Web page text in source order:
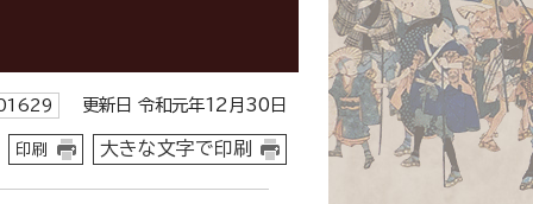
更新日 令和元年12月30日
印刷 大きな文字で印刷